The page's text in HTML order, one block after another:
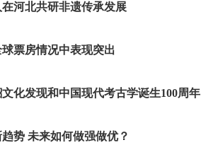
河北共研非遗传承发展
票房情况中表现突出
化发现和中国现代考古学诞生100周年
势 未来如何做强做优？